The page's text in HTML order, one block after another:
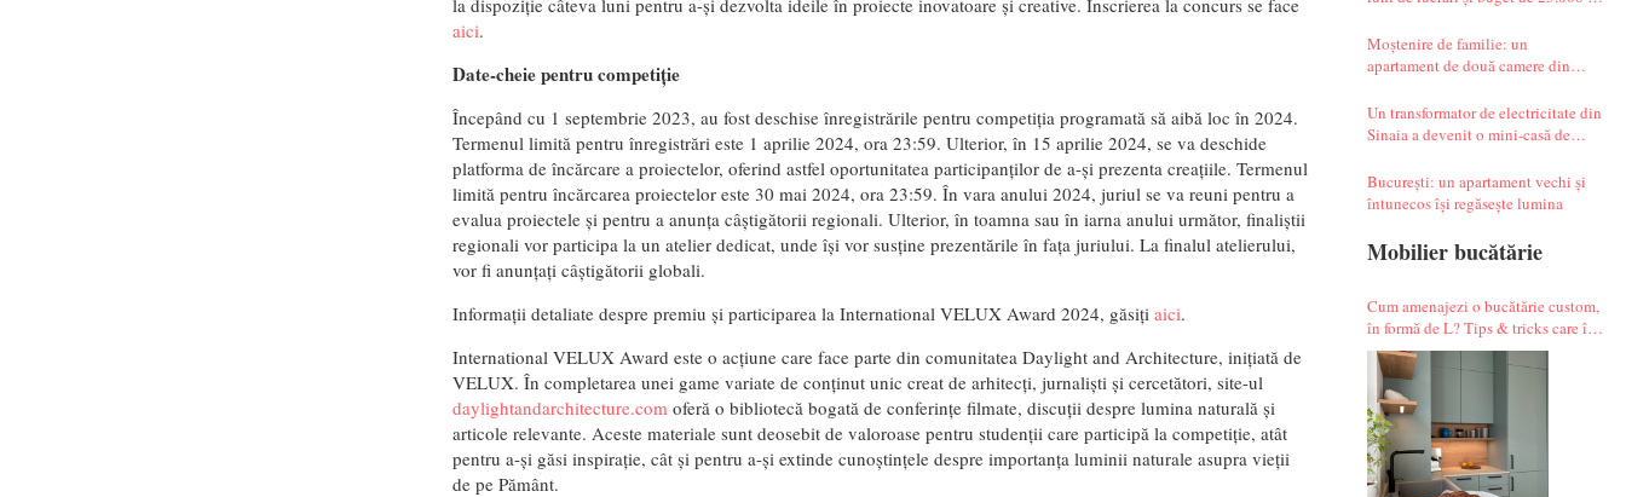
Moștenire de familie: un
apartament de două camere din
Un transformator de electricitate din
Sinaia a devenit o mini-casă de
București: un apartament vechi și
întunecos își regăsește lumina
Mobilier bucătărie
Cum amenajezi o bucătărie custom,
în formă de L? Tips & tricks care îți
fac alegerile mai simple.
la dispoziție câteva luni pentru a-și dezvolta ideile în proiecte inovatoare și creative. Înscrierea la concurs se face
aici.
Date-cheie pentru competiție
Începând cu 1 septembrie 2023, au fost deschise înregistrările pentru competiția programată să aibă loc în 2024.
Termenul limită pentru înregistrări este 1 aprilie 2024, ora 23:59. Ulterior, în 15 aprilie 2024, se va deschide
platforma de încărcare a proiectelor, oferind astfel oportunitatea participanților de a-și prezenta creațiile. Termenul
limită pentru încărcarea proiectelor este 30 mai 2024, ora 23:59. În vara anului 2024, juriul se va reuni pentru a
evalua proiectele și pentru a anunța câștigătorii regionali. Ulterior, în toamna sau în iarna anului următor, finaliștii
regionali vor participa la un atelier dedicat, unde își vor susține prezentările în fața juriului. La finalul atelierului,
vor fi anunțați câștigătorii globali.
Informații detaliate despre premiu și participarea la International VELUX Award 2024, găsiți aici.
International VELUX Award este o acțiune care face parte din comunitatea Daylight and Architecture, inițiată de
VELUX. În completarea unei game variate de conținut unic creat de arhitecți, jurnaliști și cercetători, site-ul
daylightandarchitecture.comoferă o bibliotecă bogată de conferințe filmate, discuții despre lumina naturală și
articole relevante. Aceste materiale sunt deosebit de valoroase pentru studenții care participă la competiție, atât
pentru a-și găsi inspirație, cât și pentru a-și extinde cunoștințele despre importanța luminii naturale asupra vieții
de pe Pământ.